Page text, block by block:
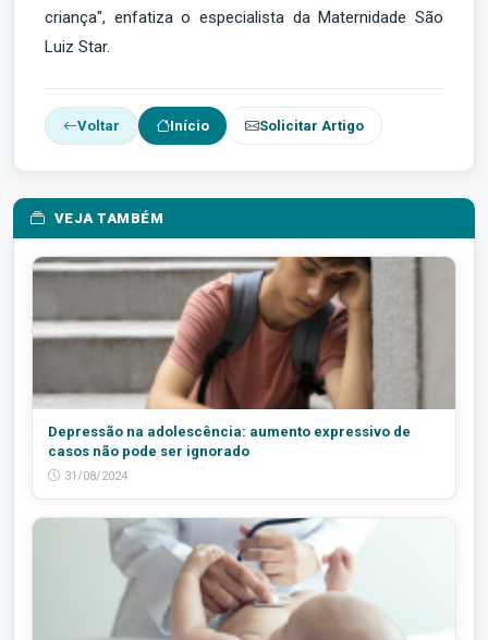
criança", enfatiza o especialista da Maternidade São
Luiz Star.
Voltar Início Solicitar Artigo
VEJA TAMBÉM
Depressão na adolescência: aumento expressivo de
casos não pode ser ignorado
31/08/2024